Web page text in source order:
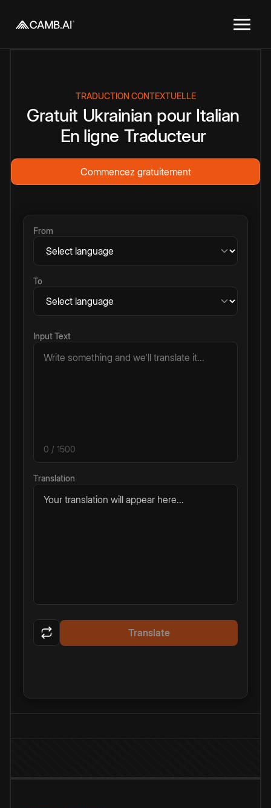
TRADUCTION CONTEXTUELLE
Gratuit Ukrainian pour Italian
En ligne Traducteur
Commencez gratuitement
From
To
Input Text
0 / 1500
Translation
Your translation will appear here...
Translate